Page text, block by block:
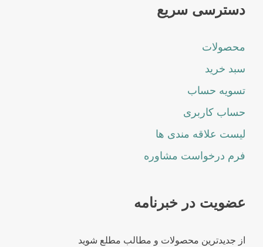
دسترسی سریع
محصولات
سبد خرید
تسویه حساب
حساب کاربری
لیست علاقه مندی ها
فرم درخواست مشاوره
عضویت در خبرنامه
از جدیدترین محصولات و مطالب مطلع شوید